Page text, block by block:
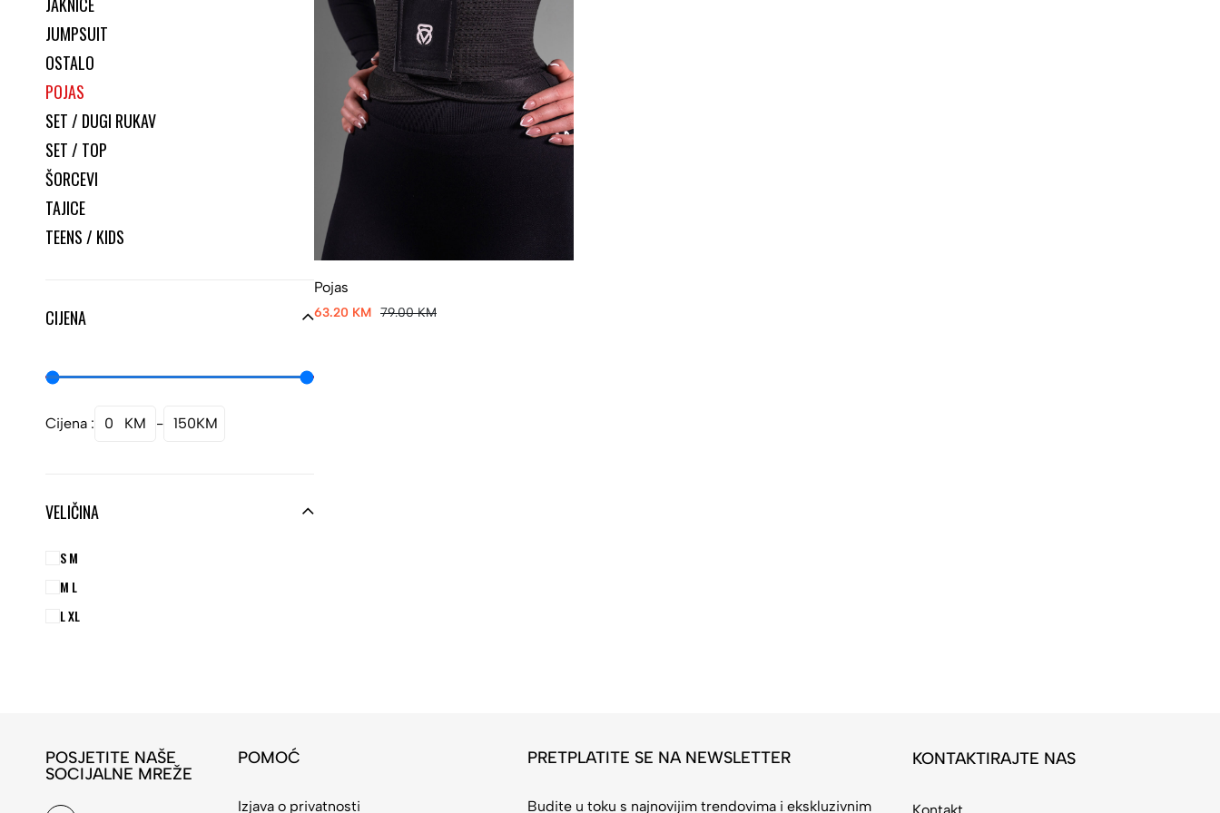
JUMPSUIT
OSTALO
POJAS
SET / DUGI RUKAV
SET / TOP
ŠORCEVI
TAJICE
TEENS / KIDS
CIJENA
Cijena : 0 KM - 150KM
VELIČINA
S M
M L
L XL
Pojas
63.20 KM 79.00 KM
POSJETITE NAŠE
SOCIJALNE MREŽE
POMOĆ
Izjava o privatnosti
PRETPLATITE SE NA NEWSLETTER
Budite u toku s najnovijim trendovima i ekskluzivnim
KONTAKTIRAJTE NAS